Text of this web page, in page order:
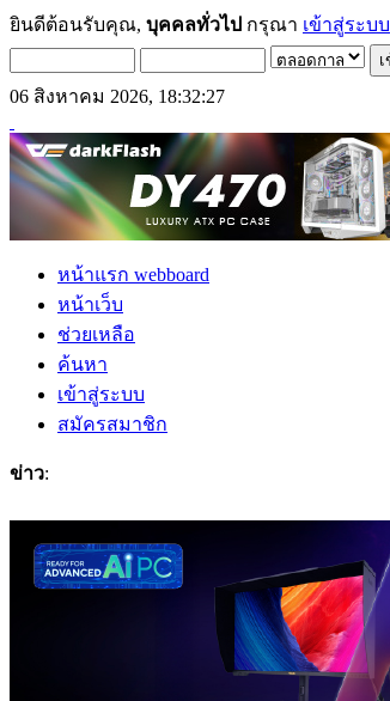
ยินดีต้อนรับคุณ, บุคคลทั่วไป กรุณา เข้าสู่ระบบ
06 สิงหาคม 2026, 18:32:27
หน้าแรก webboard
หน้าเว็บ
ช่วยเหลือ
ค้นหา
เข้าสู่ระบบ
สมัครสมาชิก
ข่าว: